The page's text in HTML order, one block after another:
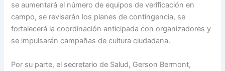
se aumentará el número de equipos de verificación en
campo, se revisarán los planes de contingencia, se
fortalecerá la coordinación anticipada con organizadores y
se impulsarán campañas de cultura ciudadana.
Por su parte, el secretario de Salud, Gerson Bermont,